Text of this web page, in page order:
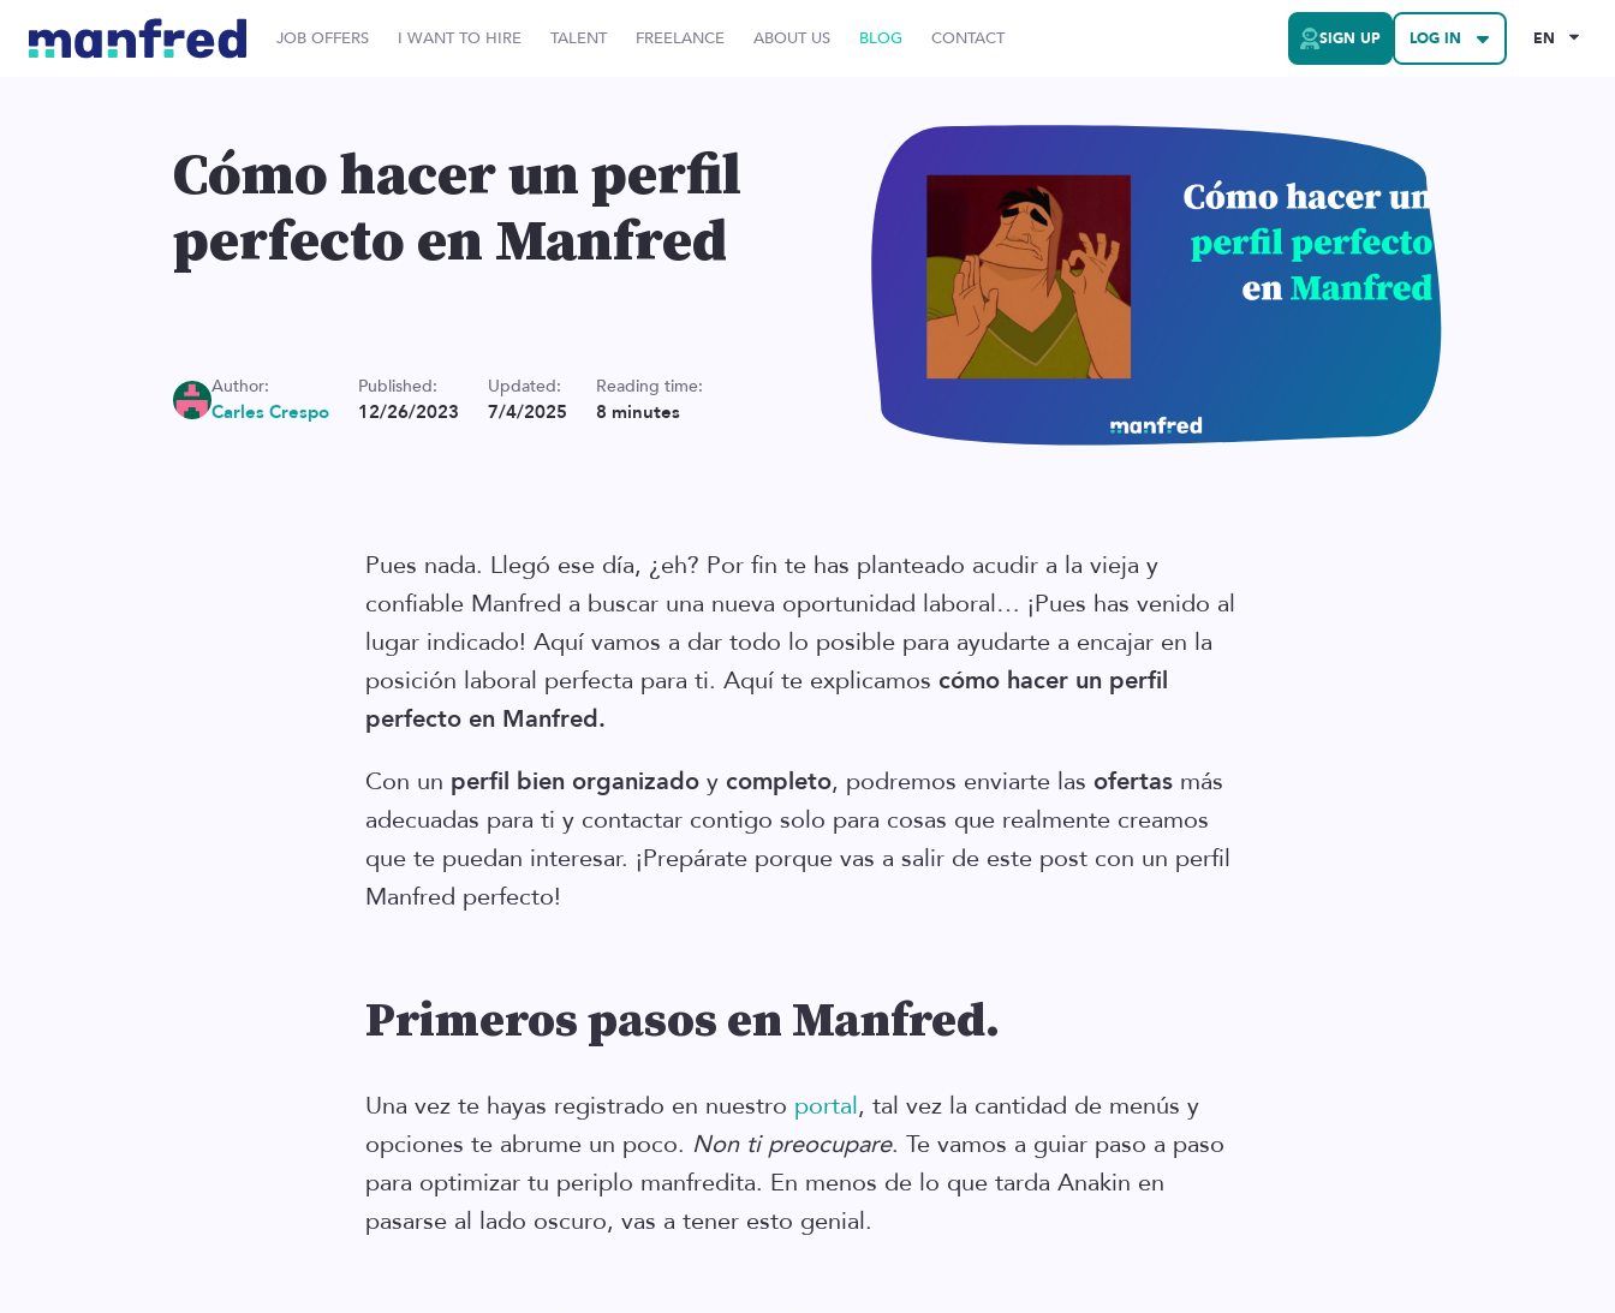
JOB OFFERS I WANT TO HIRE TALENT FREELANCE ABOUT US BLOG CONTACT SIGN UP LOG IN EN
Cómo hacer un perfil
perfecto en Manfred
Author:
Carles Crespo
Published:
12/26/2023
Updated:
7/4/2025
Reading time:
8 minutes
Pues nada. Llegó ese día, ¿eh? Por fin te has planteado acudir a la vieja y
confiable Manfred a buscar una nueva oportunidad laboral… ¡Pues has venido al
lugar indicado! Aquí vamos a dar todo lo posible para ayudarte a encajar en la
posición laboral perfecta para ti. Aquí te explicamos cómo hacer un perfil
perfecto en Manfred.
Con un perfil bien organizado y completo, podremos enviarte las ofertas más
adecuadas para ti y contactar contigo solo para cosas que realmente creamos
que te puedan interesar. ¡Prepárate porque vas a salir de este post con un perfil
Manfred perfecto!
Primeros pasos en Manfred.
Una vez te hayas registrado en nuestro portal, tal vez la cantidad de menús y
opciones te abrume un poco. Non ti preocupare. Te vamos a guiar paso a paso
para optimizar tu periplo manfredita. En menos de lo que tarda Anakin en
pasarse al lado oscuro, vas a tener esto genial.